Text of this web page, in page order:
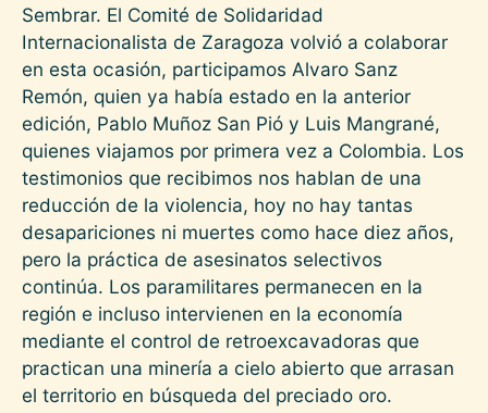
Sembrar. El Comité de Solidaridad
Internacionalista de Zaragoza volvió a colaborar
en esta ocasión, participamos Alvaro Sanz
Remón, quien ya había estado en la anterior
edición, Pablo Muñoz San Pió y Luis Mangrané,
quienes viajamos por primera vez a Colombia. Los
testimonios que recibimos nos hablan de una
reducción de la violencia, hoy no hay tantas
desapariciones ni muertes como hace diez años,
pero la práctica de asesinatos selectivos
continúa. Los paramilitares permanecen en la
región e incluso intervienen en la economía
mediante el control de retroexcavadoras que
practican una minería a cielo abierto que arrasan
el territorio en búsqueda del preciado oro.